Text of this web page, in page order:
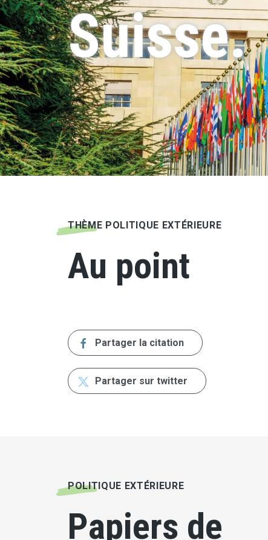
Suisse.
THÈME POLITIQUE EXTÉRIEURE
Au point
Partager la citation
Partager sur twitter
POLITIQUE EXTÉRIEURE
Papiers de